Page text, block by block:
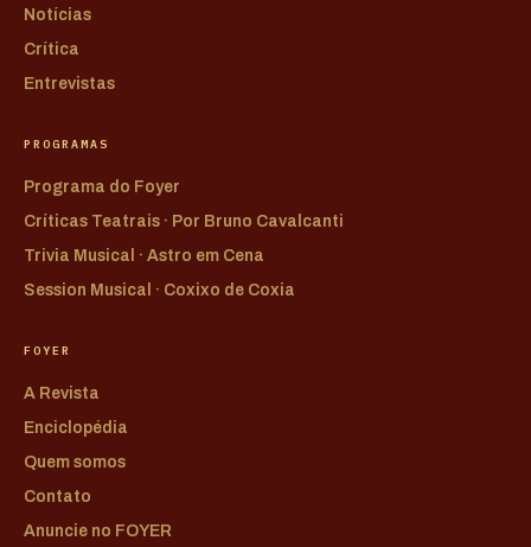
Notícias
Crítica
Entrevistas
PROGRAMAS
Programa do Foyer
Críticas Teatrais · Por Bruno Cavalcanti
Trivia Musical · Astro em Cena
Session Musical · Coxixo de Coxia
FOYER
A Revista
Enciclopédia
Quem somos
Contato
Anuncie no FOYER